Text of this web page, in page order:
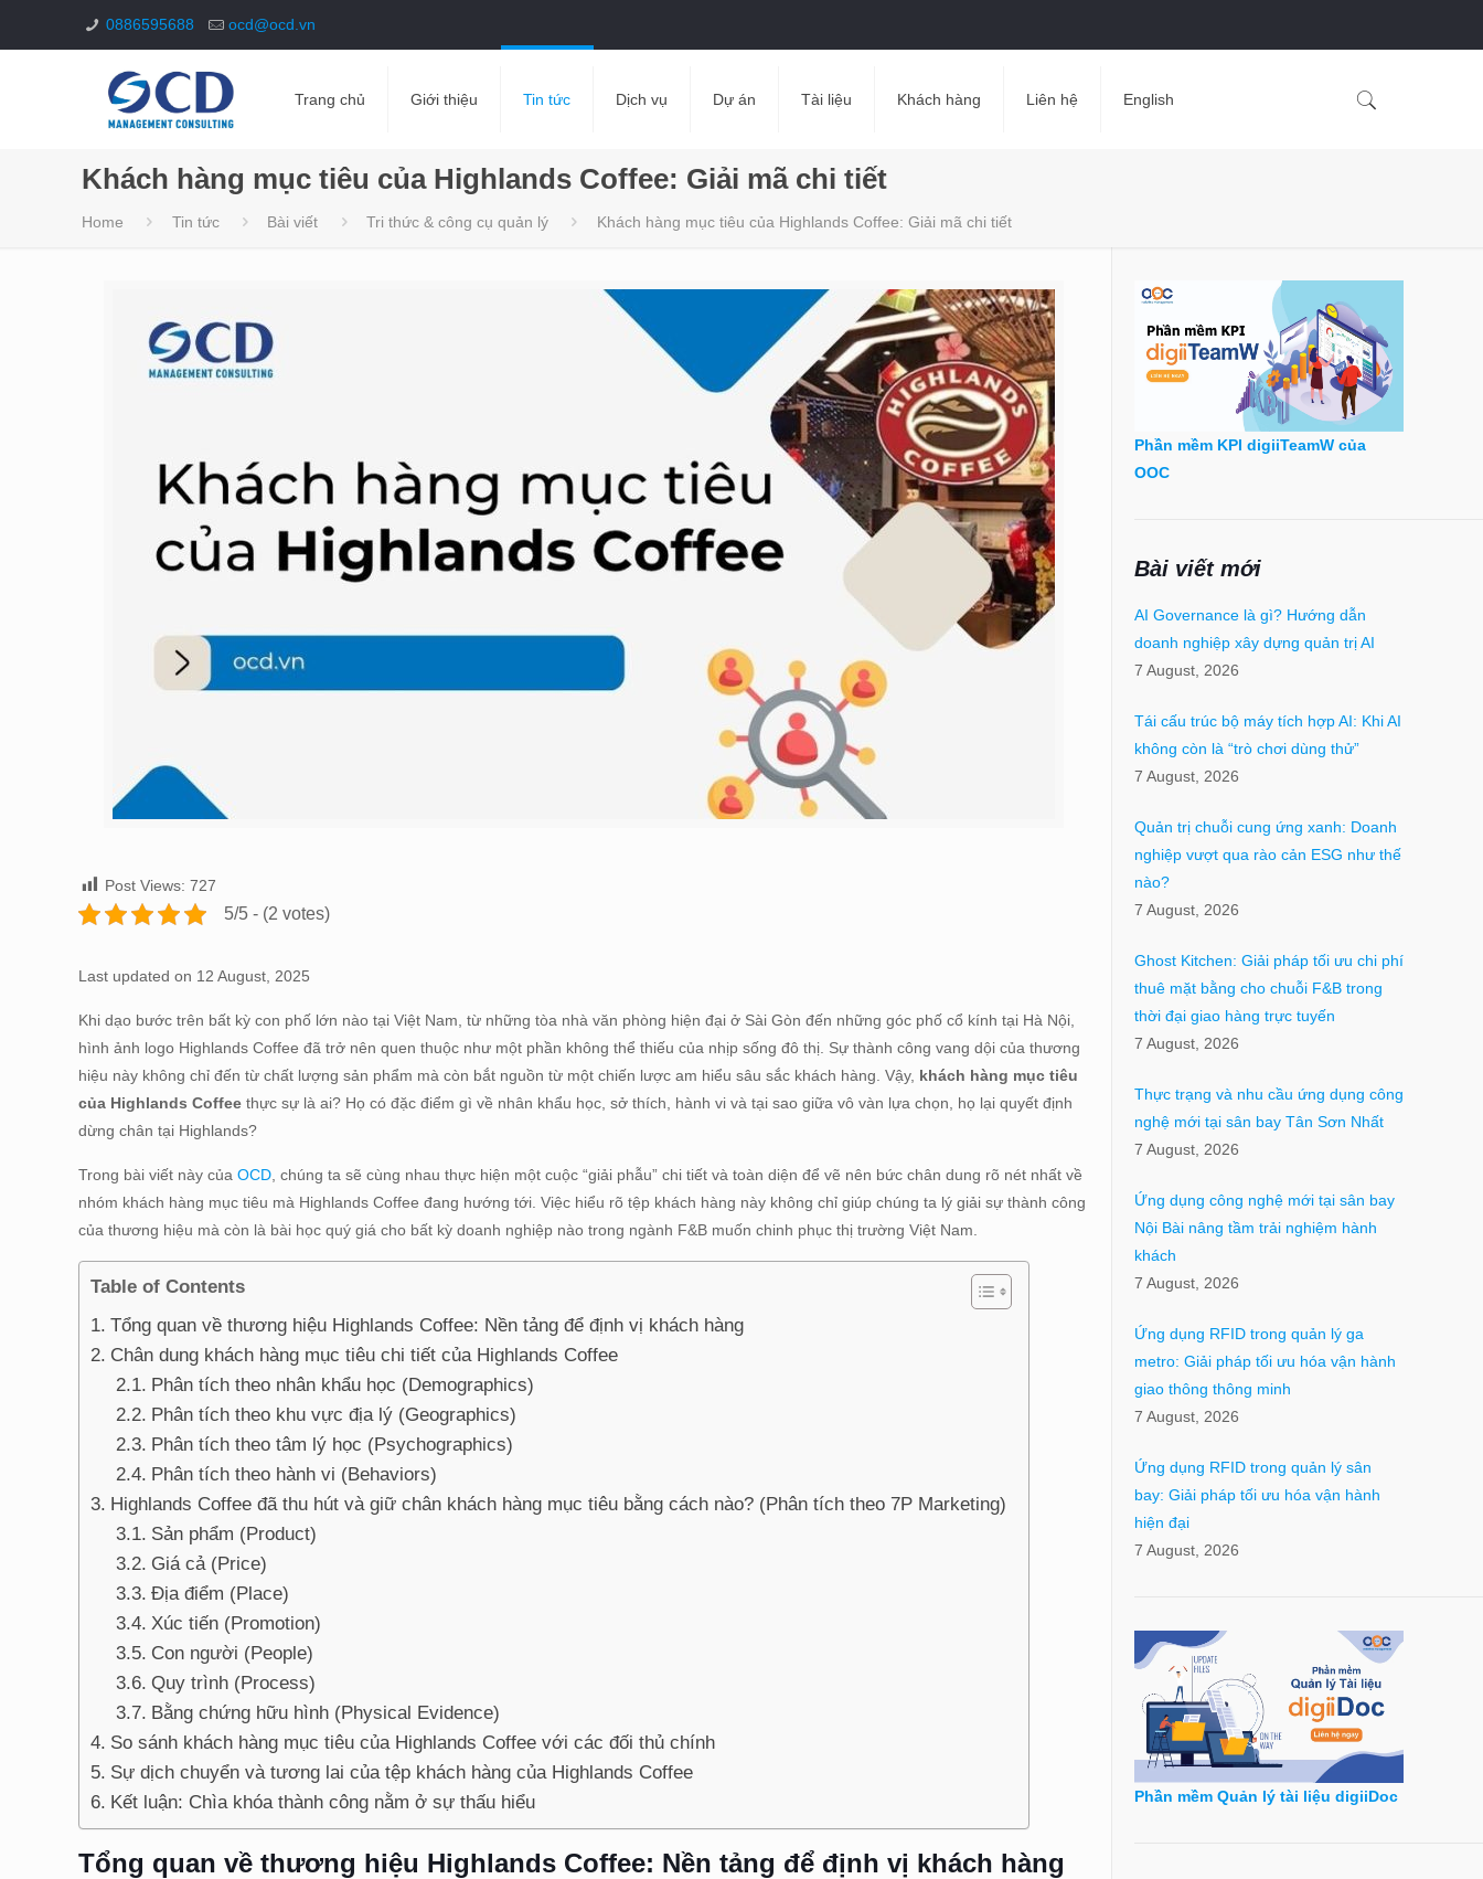
0886595688 ocd@ocd.vn
Trang chủ Giới thiệu Tin tức Dịch vụ Dự án Tài liệu Khách hàng Liên hệ English
Khách hàng mục tiêu của Highlands Coffee: Giải mã chi tiết
Home Tin tức Bài viết Tri thức & công cụ quản lý Khách hàng mục tiêu của Highlands Coffee: Giải mã chi tiết
Post Views: 727
5/5 - (2 votes)
Last updated on 12 August, 2025
Khi dạo bước trên bất kỳ con phố lớn nào tại Việt Nam, từ những tòa nhà văn phòng hiện đại ở Sài Gòn đến những góc phố cổ kính tại Hà Nội,
hình ảnh logo Highlands Coffee đã trở nên quen thuộc như một phần không thể thiếu của nhịp sống đô thị. Sự thành công vang dội của thương
hiệu này không chỉ đến từ chất lượng sản phẩm mà còn bắt nguồn từ một chiến lược am hiểu sâu sắc khách hàng. Vậy, khách hàng mục tiêu
của Highlands Coffee thực sự là ai? Họ có đặc điểm gì về nhân khẩu học, sở thích, hành vi và tại sao giữa vô vàn lựa chọn, họ lại quyết định
dừng chân tại Highlands?
Trong bài viết này củaOCD , chúng ta sẽ cùng nhau thực hiện một cuộc “giải phẫu” chi tiết và toàn diện để vẽ nên bức chân dung rõ nét nhất về
nhóm khách hàng mục tiêu mà Highlands Coffee đang hướng tới. Việc hiểu rõ tệp khách hàng này không chỉ giúp chúng ta lý giải sự thành công
của thương hiệu mà còn là bài học quý giá cho bất kỳ doanh nghiệp nào trong ngành F&B muốn chinh phục thị trường Việt Nam.
Table of Contents
Tổng quan về thương hiệu Highlands Coffee: Nền tảng để định vị khách hàng
Chân dung khách hàng mục tiêu chi tiết của Highlands Coffee
Phân tích theo nhân khẩu học (Demographics)
Phân tích theo khu vực địa lý (Geographics)
Phân tích theo tâm lý học (Psychographics)
Phân tích theo hành vi (Behaviors)
Highlands Coffee đã thu hút và giữ chân khách hàng mục tiêu bằng cách nào? (Phân tích theo 7P Marketing)
Sản phẩm (Product)
Giá cả (Price)
Địa điểm (Place)
Xúc tiến (Promotion)
Con người (People)
Quy trình (Process)
Bằng chứng hữu hình (Physical Evidence)
So sánh khách hàng mục tiêu của Highlands Coffee với các đối thủ chính
Sự dịch chuyển và tương lai của tệp khách hàng của Highlands Coffee
Kết luận: Chìa khóa thành công nằm ở sự thấu hiểu
Tổng quan về thương hiệu Highlands Coffee: Nền tảng để định vị khách hàng
Phần mềm KPI digiiTeamW của
OOC
Bài viết mới
AI Governance là gì? Hướng dẫn
doanh nghiệp xây dựng quản trị AI
7 August, 2026
Tái cấu trúc bộ máy tích hợp AI: Khi AI
không còn là “trò chơi dùng thử”
7 August, 2026
Quản trị chuỗi cung ứng xanh: Doanh
nghiệp vượt qua rào cản ESG như thế
nào?
7 August, 2026
Ghost Kitchen: Giải pháp tối ưu chi phí
thuê mặt bằng cho chuỗi F&B trong
thời đại giao hàng trực tuyến
7 August, 2026
Thực trạng và nhu cầu ứng dụng công
nghệ mới tại sân bay Tân Sơn Nhất
7 August, 2026
Ứng dụng công nghệ mới tại sân bay
Nội Bài nâng tầm trải nghiệm hành
khách
7 August, 2026
Ứng dụng RFID trong quản lý ga
metro: Giải pháp tối ưu hóa vận hành
giao thông thông minh
7 August, 2026
Ứng dụng RFID trong quản lý sân
bay: Giải pháp tối ưu hóa vận hành
hiện đại
7 August, 2026
Phần mềm Quản lý tài liệu digiiDoc